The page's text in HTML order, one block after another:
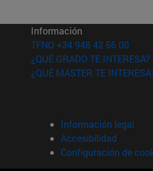
ventana)
en nueva ventana)
nueva ventana)
Información
TFNO +34 948 42 56 00
¿QUÉ GRADO TE INTERESA?
¿QUÉ MÁSTER TE
Información legal
Accesibilidad
Configuración de